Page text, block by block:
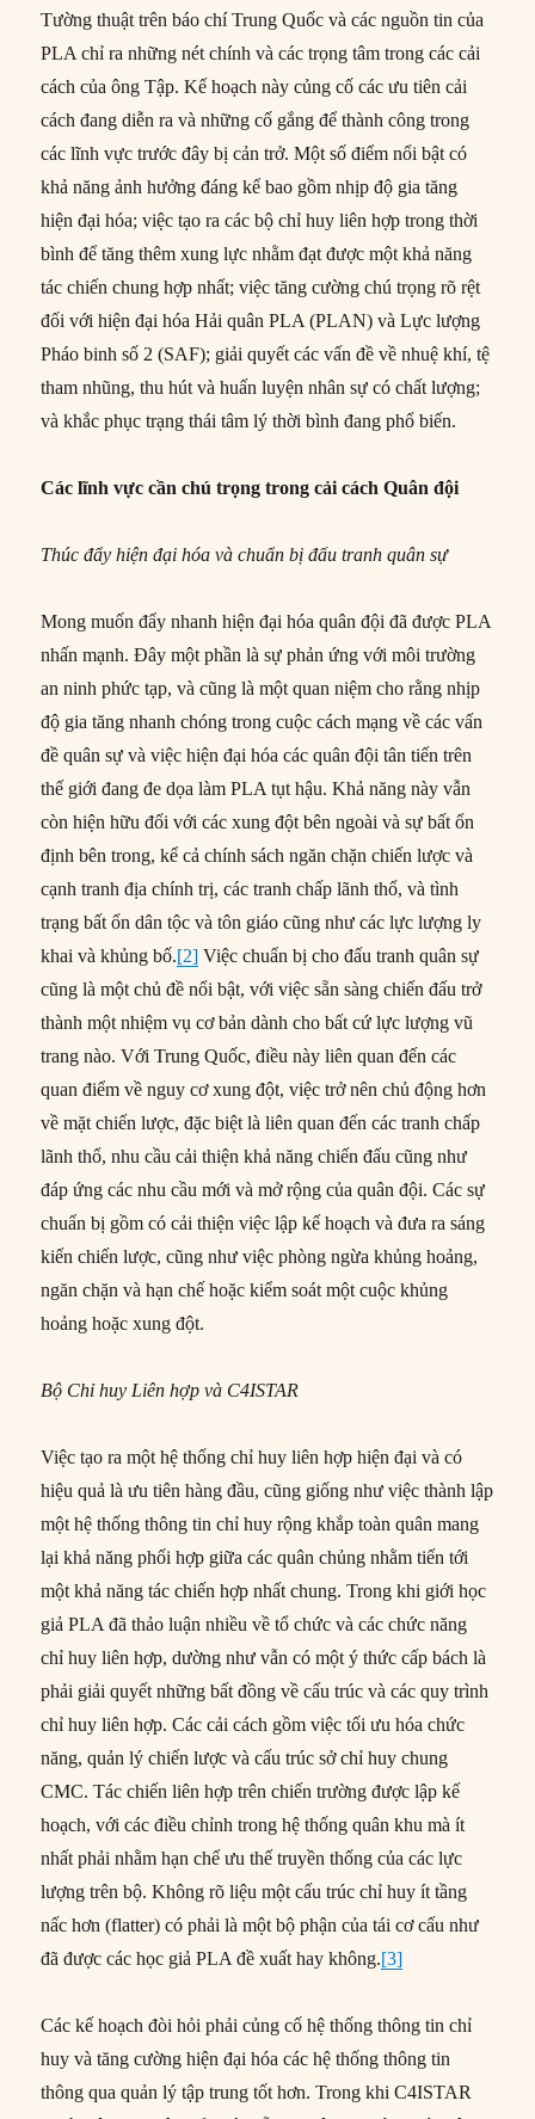
Tường thuật trên báo chí Trung Quốc và các nguồn tin của
PLA chỉ ra những nét chính và các trọng tâm trong các cải
cách của ông Tập. Kế hoạch này củng cố các ưu tiên cải
cách đang diễn ra và những cố gắng để thành công trong
các lĩnh vực trước đây bị cản trở. Một số điểm nổi bật có
khả năng ảnh hưởng đáng kể bao gồm nhịp độ gia tăng
hiện đại hóa; việc tạo ra các bộ chỉ huy liên hợp trong thời
bình để tăng thêm xung lực nhằm đạt được một khả năng
tác chiến chung hợp nhất; việc tăng cường chú trọng rõ rệt
đối với hiện đại hóa Hải quân PLA (PLAN) và Lực lượng
Pháo binh số 2 (SAF); giải quyết các vấn đề về nhuệ khí, tệ
tham nhũng, thu hút và huấn luyện nhân sự có chất lượng;
và khắc phục trạng thái tâm lý thời bình đang phổ biến.
Các lĩnh vực cần chú trọng trong cải cách Quân đội
Thúc đẩy hiện đại hóa và chuẩn bị đấu tranh quân sự
Mong muốn đẩy nhanh hiện đại hóa quân đội đã được PLA
nhấn mạnh. Đây một phần là sự phản ứng với môi trường
an ninh phức tạp, và cũng là một quan niệm cho rằng nhịp
độ gia tăng nhanh chóng trong cuộc cách mạng về các vấn
đề quân sự và việc hiện đại hóa các quân đội tân tiến trên
thế giới đang đe dọa làm PLA tụt hậu. Khả năng này vẫn
còn hiện hữu đối với các xung đột bên ngoài và sự bất ổn
định bên trong, kể cả chính sách ngăn chặn chiến lược và
cạnh tranh địa chính trị, các tranh chấp lãnh thổ, và tình
trạng bất ổn dân tộc và tôn giáo cũng như các lực lượng ly
khai và khủng bố.[2] Việc chuẩn bị cho đấu tranh quân sự
cũng là một chủ đề nổi bật, với việc sẵn sàng chiến đấu trở
thành một nhiệm vụ cơ bản dành cho bất cứ lực lượng vũ
trang nào. Với Trung Quốc, điều này liên quan đến các
quan điểm về nguy cơ xung đột, việc trở nên chủ động hơn
về mặt chiến lược, đặc biệt là liên quan đến các tranh chấp
lãnh thổ, nhu cầu cải thiện khả năng chiến đấu cũng như
đáp ứng các nhu cầu mới và mở rộng của quân đội. Các sự
chuẩn bị gồm có cải thiện việc lập kế hoạch và đưa ra sáng
kiến chiến lược, cũng như việc phòng ngừa khủng hoảng,
ngăn chặn và hạn chế hoặc kiểm soát một cuộc khủng
hoảng hoặc xung đột.
Bộ Chỉ huy Liên hợpvà C4ISTAR
Việc tạo ra một hệ thống chỉ huy liên hợp hiện đại và có
hiệu quả là ưu tiên hàng đầu, cũng giống như việc thành lập
một hệ thống thông tin chỉ huy rộng khắp toàn quân mang
lại khả năng phối hợp giữa các quân chủng nhằm tiến tới
một khả năng tác chiến hợp nhất chung. Trong khi giới học
giả PLA đã thảo luận nhiều về tổ chức và các chức năng
chỉ huy liên hợp, dường như vẫn có một ý thức cấp bách là
phải giải quyết những bất đồng về cấu trúc và các quy trình
chỉ huy liên hợp. Các cải cách gồm việc tối ưu hóa chức
năng, quản lý chiến lược và cấu trúc sở chỉ huy chung
CMC. Tác chiến liên hợp trên chiến trường được lập kế
hoạch, với các điều chỉnh trong hệ thống quân khu mà ít
nhất phải nhằm hạn chế ưu thế truyền thống của các lực
lượng trên bộ. Không rõ liệu một cấu trúc chỉ huy ít tầng
nấc hơn (flatter) có phải là một bộ phận của tái cơ cấu như
đã được các học giả PLA đề xuất hay không.[3]
Các kế hoạch đòi hỏi phải củng cố hệ thống thông tin chỉ
huy và tăng cường hiện đại hóa các hệ thống thông tin
thông qua quản lý tập trung tốt hơn. Trong khi C4ISTAR